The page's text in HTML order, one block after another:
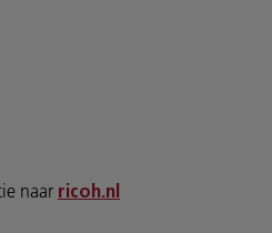
naar ricoh.nl